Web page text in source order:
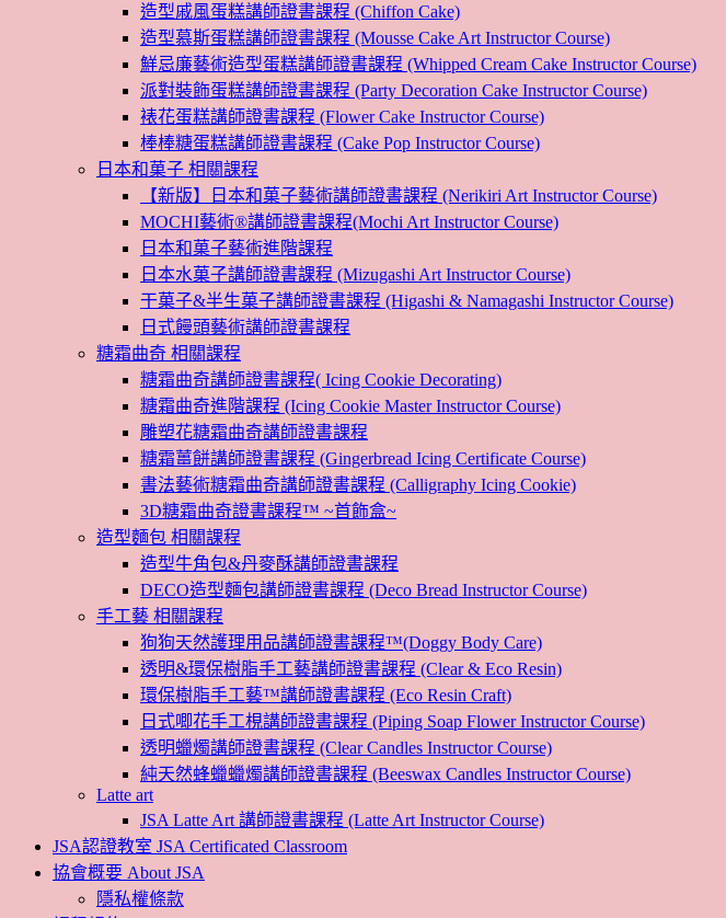
造型戚風蛋糕講師證書課程 (Chiffon Cake)
造型慕斯蛋糕講師證書課程 (Mousse Cake Art Instructor Course)
鮮忌廉藝術造型蛋糕講師證書課程 (Whipped Cream Cake Instructor Course)
派對裝飾蛋糕講師證書課程 (Party Decoration Cake Instructor Course)
裱花蛋糕講師證書課程 (Flower Cake Instructor Course)
棒棒糖蛋糕講師證書課程 (Cake Pop Instructor Course)
日本和菓子 相關課程
【新版】日本和菓子藝術講師證書課程 (Nerikiri Art Instructor Course)
MOCHI藝術®講師證書課程(Mochi Art Instructor Course)
日本和菓子藝術進階課程
日本水菓子講師證書課程 (Mizugashi Art Instructor Course)
干菓子&半生菓子講師證書課程 (Higashi & Namagashi Instructor Course)
日式饅頭藝術講師證書課程
糖霜曲奇 相關課程
糖霜曲奇講師證書課程( Icing Cookie Decorating)
糖霜曲奇進階課程 (Icing Cookie Master Instructor Course)
雕塑花糖霜曲奇講師證書課程
糖霜薑餅講師證書課程 (Gingerbread Icing Certificate Course)
書法藝術糖霜曲奇講師證書課程 (Calligraphy Icing Cookie)
3D糖霜曲奇證書課程™ ~首飾盒~
造型麵包 相關課程
造型牛角包&丹麥酥講師證書課程
DECO造型麵包講師證書課程 (Deco Bread Instructor Course)
手工藝 相關課程
狗狗天然護理用品講師證書課程™(Doggy Body Care)
透明&環保樹脂手工藝講師證書課程 (Clear & Eco Resin)
環保樹脂手工藝™講師證書課程 (Eco Resin Craft)
日式唧花手工梘講師證書課程 (Piping Soap Flower Instructor Course)
透明蠟燭講師證書課程 (Clear Candles Instructor Course)
純天然蜂蠟蠟燭講師證書課程 (Beeswax Candles Instructor Course)
Latte art
JSA Latte Art 講師證書課程 (Latte Art Instructor Course)
JSA認證教室 JSA Certificated Classroom
協會概要 About JSA
隱私權條款